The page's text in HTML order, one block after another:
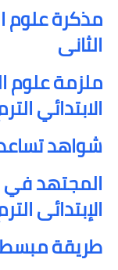
مذكرة علوم
الثانى
ملزمة علوم
الابتدائي
شواهد
المجتهد في
الإبتدائى
طريقة